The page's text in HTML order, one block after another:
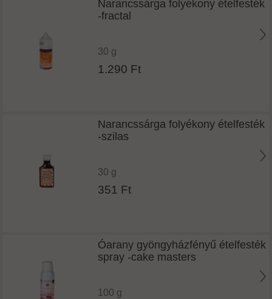
Narancssárga folyékony ételfesték
-fractal
30 g
1.290 Ft
Narancssárga folyékony ételfesték
-szilas
30 g
351 Ft
Óarany gyöngyházfényű ételfesték
spray -cake masters
100 g